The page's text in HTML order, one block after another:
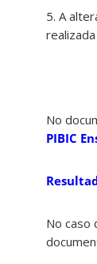
5. A
No
PIBIC
No caso